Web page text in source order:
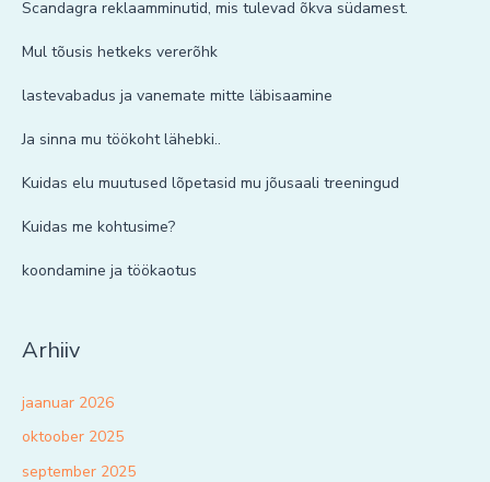
Scandagra reklaamminutid, mis tulevad õkva südamest.
Mul tõusis hetkeks vererõhk
lastevabadus ja vanemate mitte läbisaamine
Ja sinna mu töökoht lähebki..
Kuidas elu muutused lõpetasid mu jõusaali treeningud
Kuidas me kohtusime?
koondamine ja töökaotus
Arhiiv
jaanuar 2026
oktoober 2025
september 2025